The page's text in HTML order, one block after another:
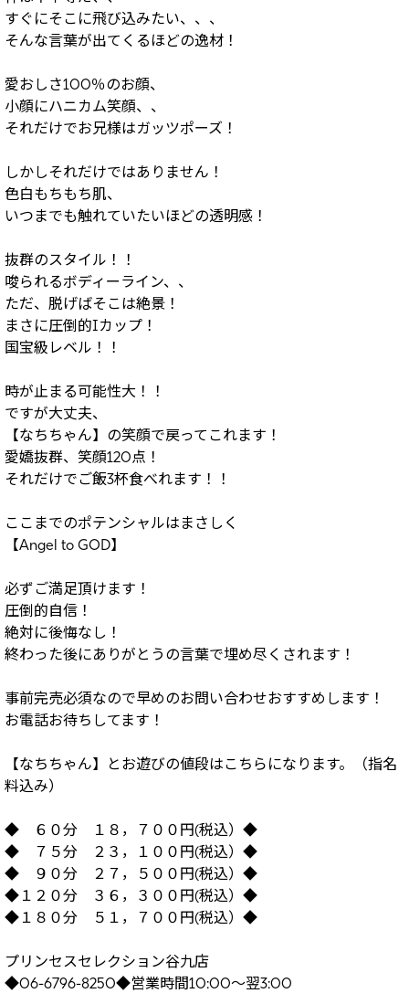
すぐにそこに飛び込みたい、、、
そんな言葉が出てくるほどの逸材！
愛おしさ100％のお顔、
小顔にハニカム笑顔、、
それだけでお兄様はガッツポーズ！
しかしそれだけではありません！
色白もちもち肌、
いつまでも触れていたいほどの透明感！
抜群のスタイル！！
唆られるボディーライン、、
ただ、脱げばそこは絶景！
まさに圧倒的Iカップ！
国宝級レベル！！
時が止まる可能性大！！
ですが大丈夫、
【なちちゃん】の笑顔で戻ってこれます！
愛嬌抜群、笑顔120点！
それだけでご飯3杯食べれます！！
ここまでのポテンシャルはまさしく
【Angel to GOD】
必ずご満足頂けます！
圧倒的自信！
絶対に後悔なし！
終わった後にありがとうの言葉で埋め尽くされます！
事前完売必須なので早めのお問い合わせおすすめします！
お電話お待ちしてます！
【なちちゃん】とお遊びの値段はこちらになります。（指名
料込み）
◆ ６０分 １８，７００円(税込）◆
◆ ７５分 ２３，１００円(税込）◆
◆ ９０分 ２７，５００円(税込）◆
◆１２０分 ３６，３００円(税込）◆
◆１８０分 ５１，７００円(税込）◆
プリンセスセレクション谷九店
◆06-6796-8250◆営業時間10:00～翌3:00